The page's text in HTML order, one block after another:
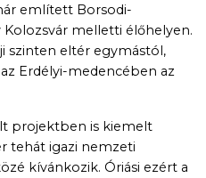
említett Borsodi-
Kolozsvár melletti élőhelyen.
szinten eltér egymástól,
Erdélyi-medencében az
projektben is kiemelt
tehát igazi nemzeti
kívánkozik. Óriási ezért a